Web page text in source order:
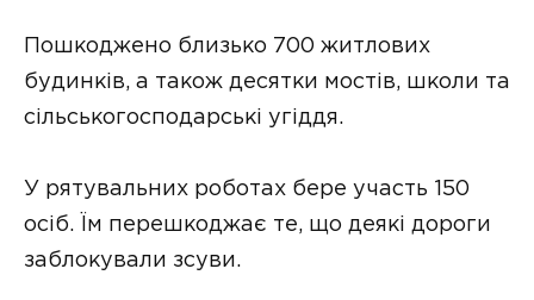
Пошкоджено близько 700 житлових
будинків, а також десятки мостів, школи та
сільськогосподарські угіддя.
У рятувальних роботах бере участь 150
осіб. Їм перешкоджає те, що деякі дороги
заблокували зсуви.